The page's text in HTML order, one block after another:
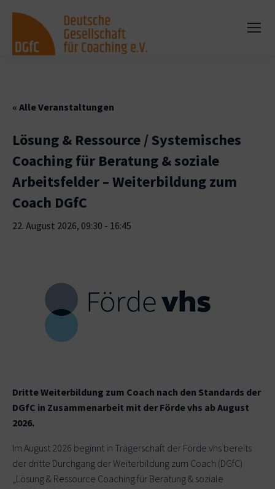
« Alle Veranstaltungen
Lösung & Ressource / Systemisches
Coaching für Beratung & soziale
Arbeitsfelder – Weiterbildung zum
Coach DGfC
22. August 2026, 09:30 - 16:45
Dritte Weiterbildung zum Coach nach den Standards der
DGfC in Zusammenarbeit mit der Förde vhs ab August
2026.
Im August 2026 beginnt in Trägerschaft der Förde vhs bereits
der dritte Durchgang der Weiterbildung zum Coach (DGfC)
„Lösung & Ressource Coaching für Beratung & soziale